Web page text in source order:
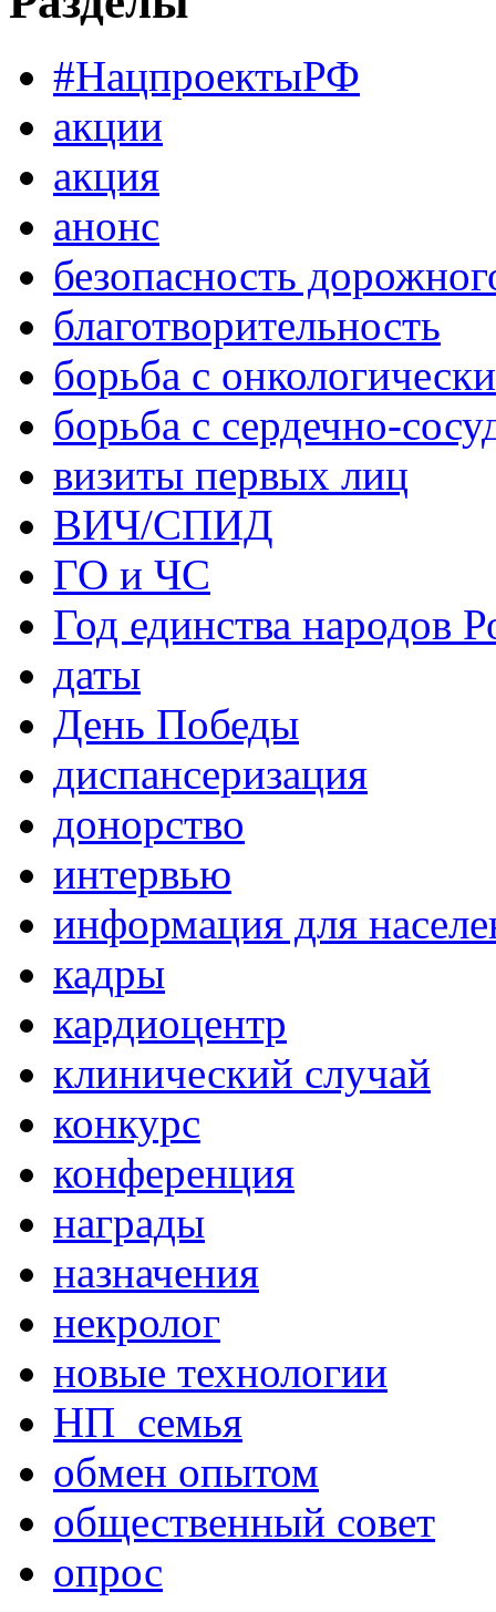
#НацпроектыРФ
акции
акция
анонс
безопасность
благотворительность
борьба с
борьба с сердечно-
визиты первых лиц
ВИЧ/СПИД
ГО и ЧС
Год единства народов
даты
День Победы
диспансеризация
донорство
интервью
информация для
кадры
кардиоцентр
клинический случай
конкурс
конференция
награды
назначения
некролог
новые технологии
НП_семья
обмен опытом
общественный совет
опрос